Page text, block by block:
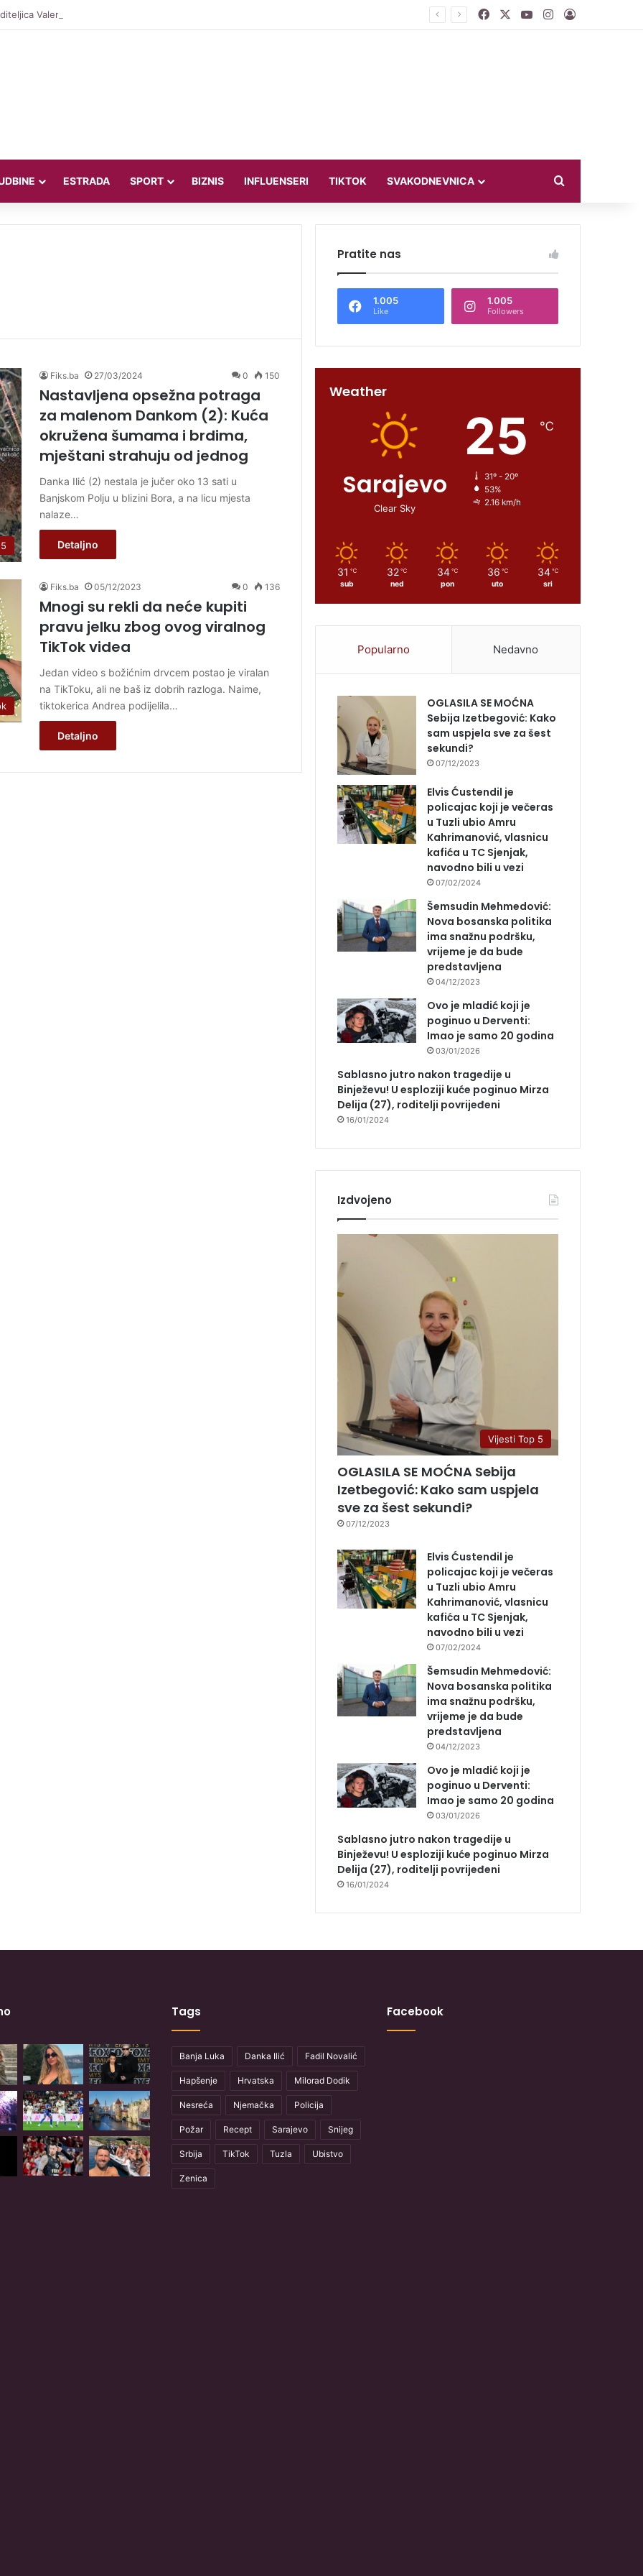
Valentina Miletić koju porede s Dilettom Leotom oduševila pozirajući u bikiniju Facebook YouTubeInstagram
ESTRADA SPORT BIZNIS INFLUENSERI TIKTOK SVAKODNEVNICA
Fiks.ba 27/03/2024 0 150
Nastavljena opsežna potraga
za malenom Dankom (2): Kuća
okružena šumama i brdima,
mještani strahuju od jednog
Danka Ilić (2) nestala je jučer oko 13 sati u
Banjskom Polju u blizini Bora, a na licu mjesta
nalaze…
Detaljno
Fiks.ba 05/12/2023 0 136
Mnogi su rekli da neće kupiti
pravu jelku zbog ovog viralnog
TikTok videa
Jedan video s božićnim drvcem postao je viralan
na TikToku, ali ne baš iz dobrih razloga. Naime,
tiktokerica Andrea podijelila…
Detaljno
Pratite nas
1.005
Like
1.005
Followers
Weather
Sarajevo
Clear Sky
25 ℃
31º - 20º
53%
2.16 km/h
31 ℃
sub
32 ℃
ned
34 ℃
pon
36 ℃
uto
34 ℃
sri
Popularno Nedavno
OGLASILA SE MOĆNA
Sebija Izetbegović: Kako
sam uspjela sve za šest
sekundi?
07/12/2023
Elvis Ćustendil je
policajac koji je večeras
u Tuzli ubio Amru
Kahrimanović, vlasnicu
kafića u TC Sjenjak,
navodno bili u vezi
07/02/2024
Šemsudin Mehmedović:
Nova bosanska politika
ima snažnu podršku,
vrijeme je da bude
predstavljena
04/12/2023
Ovo je mladić koji je
poginuo u Derventi:
Imao je samo 20 godina
03/01/2026
Sablasno jutro nakon tragedije u
Binježevu! U esploziji kuće poginuo Mirza
Delija (27), roditelji povrijeđeni
16/01/2024
Izdvojeno
Vijesti Top 5
OGLASILA SE MOĆNA Sebija
Izetbegović: Kako sam uspjela
sve za šest sekundi?
07/12/2023
Elvis Ćustendil je
policajac koji je večeras
u Tuzli ubio Amru
Kahrimanović, vlasnicu
kafića u TC Sjenjak,
navodno bili u vezi
07/02/2024
Šemsudin Mehmedović:
Nova bosanska politika
ima snažnu podršku,
vrijeme je da bude
predstavljena
04/12/2023
Ovo je mladić koji je
poginuo u Derventi:
Imao je samo 20 godina
03/01/2026
Sablasno jutro nakon tragedije u
Binježevu! U esploziji kuće poginuo Mirza
Delija (27), roditelji povrijeđeni
16/01/2024
Tags
Banja Luka Danka Ilić Fadil Novalić
Hapšenje Hrvatska Milorad Dodik
Nesreća Njemačka Policija
Požar Recept Sarajevo Snijeg
Srbija TikTok Tuzla Ubistvo
Zenica
Facebook